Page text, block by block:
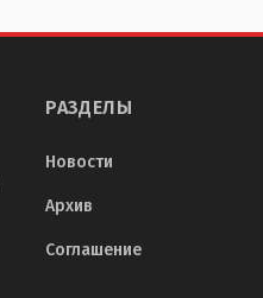
РАЗДЕЛЫ
Новости
Архив
Соглашение